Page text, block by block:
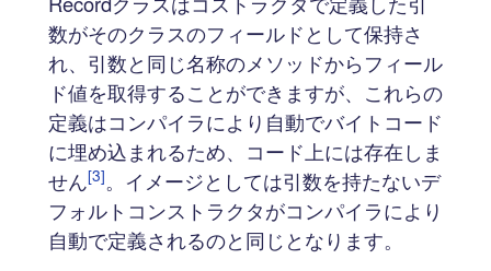
数がそのクラスのフィールドとして保持さ
れ、引数と同じ名称のメソッドからフィール
ド値を取得することができますが、これらの
定義はコンパイラにより自動でバイトコード
に埋め込まれるため、コード上には存在しま
せん[3]。イメージとしては引数を持たないデ
フォルトコンストラクタがコンパイラにより
自動で定義されるのと同じとなります。